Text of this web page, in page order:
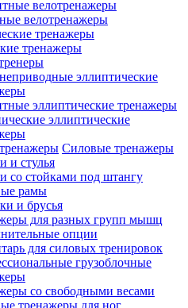
велотренажеры
велотренажеры
тренажеры
эллиптические
эллиптические тренажеры
эллиптические
Силовые тренажеры
и стулья
со стойками под штангу
рамы
и брусья
для разных групп мышц
опции
для силовых тренировок
грузоблочные
со свободными весами
тренажеры для ног